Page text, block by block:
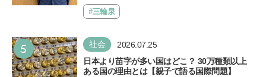
も…#三輪泉
5 社会 2026.07.25
日本より苗字が多い国はどこ？ 30万種類以上
ある国の理由とは【親子で語る国際問題】